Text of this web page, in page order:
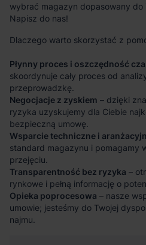
wybrać magazyn dopasowany do
Napisz do nas!
Dlaczego warto skorzystać z
Płynny proces i oszczędność
skoordynuje cały proces od
przeprowadzkę.
Negocjacje z zyskiem – dzięki
ryzyka uzyskujemy dla Ciebie
bezpieczną umowę.
Wsparcie techniczne i
standard magazynu i pomagamy
przejęciu.
Transparentność bez ryzyka –
rynkowe i pełną informację o
Opieka poprocesowa – nasze
umowie; jesteśmy do Twojej
najmu.